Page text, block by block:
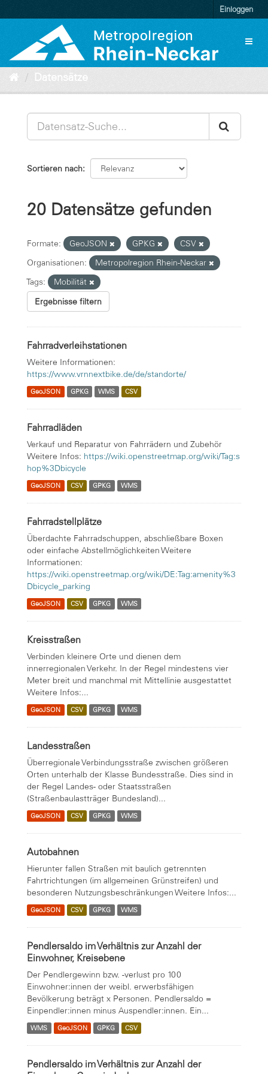
zum
Einloggen
Datensätze
Sortieren nach
20 Datensätze gefunden
Formate: GeoJSON GPKG
CSV
Organisationen:
Metropolregion Rhein-Neckar
Tags:
Mobilität
Ergebnisse filtern
Fahrradverleihstationen
Weitere Informationen:
https://www.vrnnextbike.de/de/standorte/
GeoJSON GPKG WMS CSV
Fahrradläden
Verkauf und Reparatur von Fahrrädern und Zubehör
Weitere Infos: https://wiki.openstreetmap.org/wiki/Tag:s
hop%3Dbicycle
GeoJSON CSV GPKG WMS
Fahrradstellplätze
Überdachte Fahrradschuppen, abschließbare Boxen
oder einfache Abstellmöglichkeiten Weitere
Informationen:
https://wiki.openstreetmap.org/wiki/DE:Tag:amenity%3
Dbicycle_parking
GeoJSON CSV GPKG WMS
Kreisstraßen
Verbinden kleinere Orte und dienen dem
innerregionalen Verkehr. In der Regel mindestens vier
Meter breit und manchmal mit Mittellinie ausgestattet
Weitere Infos:...
GeoJSON CSV GPKG WMS
Landesstraßen
Überregionale Verbindungsstraße zwischen größeren
Orten unterhalb der Klasse Bundesstraße. Dies sind in
der Regel Landes- oder Staatsstraßen
(Straßenbaulastträger Bundesland)...
GeoJSON CSV GPKG WMS
Autobahnen
Hierunter fallen Straßen mit baulich getrennten
Fahrtrichtungen (im allgemeinen Grünstreifen) und
besonderen Nutzungsbeschränkungen Weitere Infos:...
GeoJSON CSV GPKG WMS
Pendlersaldo im Verhältnis zur Anzahl der
Einwohner, Kreisebene
Der Pendlergewinn bzw. -verlust pro 100
Einwohner:innen der weibl. erwerbsfähigen
Bevölkerung beträgt x Personen. Pendlersaldo =
Einpendler:innen minus Auspendler:innen. Ein...
WMS GeoJSON GPKG CSV
Pendlersaldo im Verhältnis zur Anzahl der